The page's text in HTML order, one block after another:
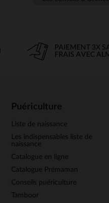
PAIEMENT 3X
FRAIS AVEC
Puériculture
Liste de naissance
Les indispensables liste de
naissance
Catalogue en ligne
Catalogue Prémaman
Conseils puériculture
Tamboor